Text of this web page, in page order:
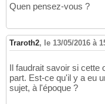
Quen pensez-vous ?
Traroth2, le 13/05/2016 à
Il faudrait savoir si cette
part. Est-ce qu'il y a eu
sujet, à l'époque ?